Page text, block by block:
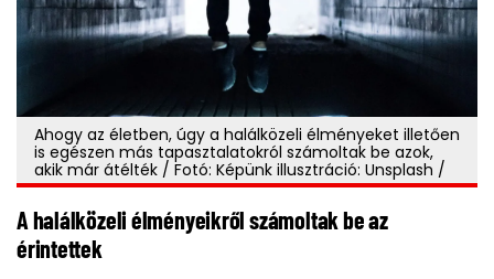
Ahogy az életben, úgy a halálközeli élményeket illetően
is egészen más tapasztalatokról számoltak be azok,
akik már átélték / Fotó: Képünk illusztráció: Unsplash /
A halálközeli élményeikről számoltak be az
érintettek